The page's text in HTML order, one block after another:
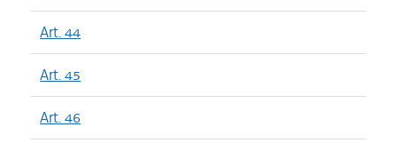
Art. 44
Art. 45
Art. 46